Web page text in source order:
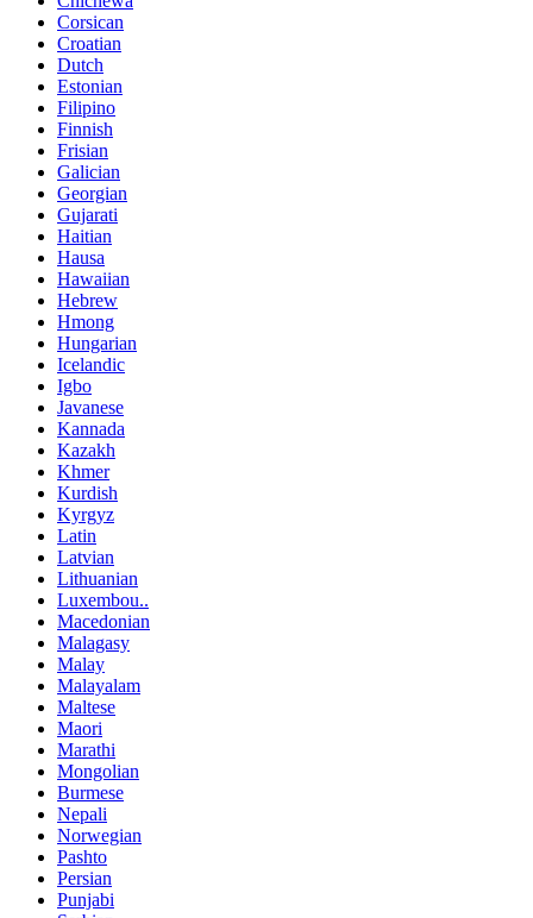
Corsican
Croatian
Dutch
Estonian
Filipino
Finnish
Frisian
Galician
Georgian
Gujarati
Haitian
Hausa
Hawaiian
Hebrew
Hmong
Hungarian
Icelandic
Igbo
Javanese
Kannada
Kazakh
Khmer
Kurdish
Kyrgyz
Latin
Latvian
Lithuanian
Luxembou..
Macedonian
Malagasy
Malay
Malayalam
Maltese
Maori
Marathi
Mongolian
Burmese
Nepali
Norwegian
Pashto
Persian
Punjabi